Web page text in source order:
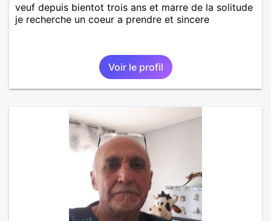
veuf depuis bientot trois ans et marre de la solitude
je recherche un coeur a prendre et sincere
Voir le profil